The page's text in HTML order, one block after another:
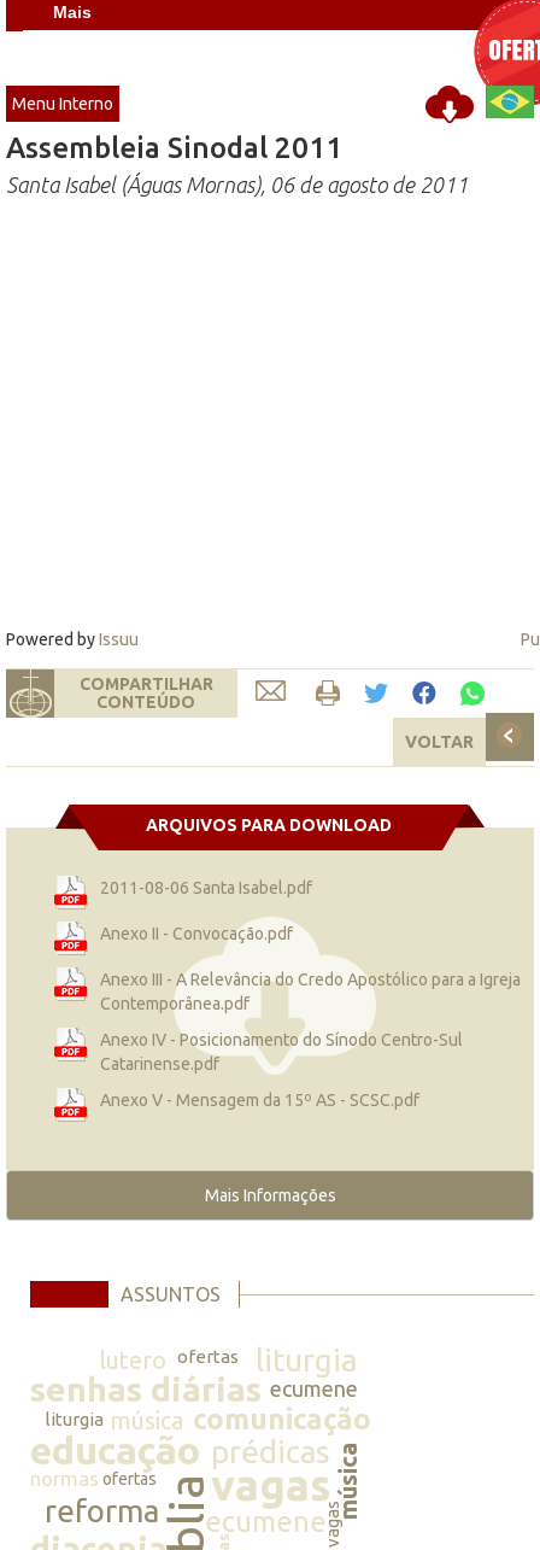
Mais
Menu Interno
Assembleia Sinodal 2011
Santa Isabel (Águas Mornas), 06 de agosto de 2011
Powered byIssuu
COMPARTILHAR
CONTEÚDO
VOLTAR
ARQUIVOS PARA DOWNLOAD
2011-08-06 Santa Isabel.pdf
Anexo II - Convocação.pdf
Anexo III - A Relevância do Credo Apostólico para a Igreja
Contemporânea.pdf
Anexo IV - Posicionamento do Sínodo Centro-Sul
Catarinense.pdf
Anexo V - Mensagem da 15º AS - SCSC.pdf
Mais Informações
ASSUNTOS
lutero ofertas liturgia
senhas diárias ecumene
liturgia música comunicação
educação prédicasmúsica
normas ofertas vagas
reforma ecumenevagas